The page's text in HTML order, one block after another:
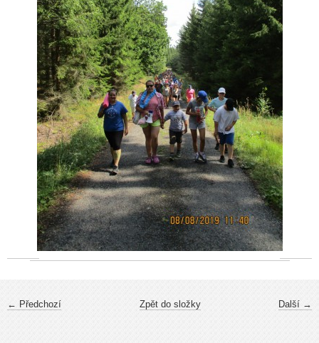
← Předchozí Další →
Zpět do složky